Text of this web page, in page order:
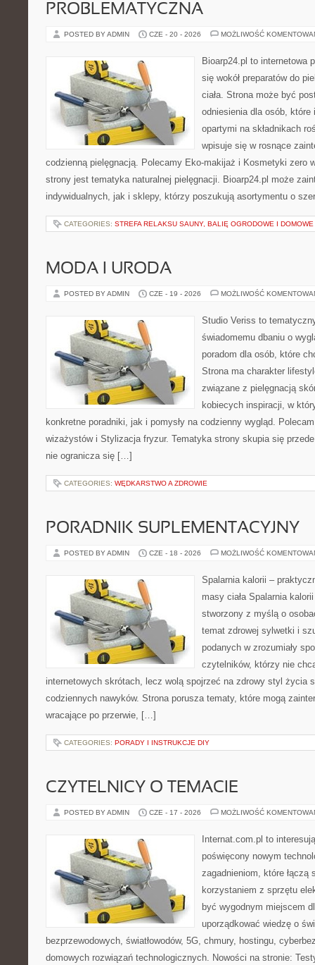
PROBLEMATYCZNA
POSTED BY ADMIN CZE - 20 - 2026 MOŻLIWOŚĆ
Bioarp24.pl to internetowa
się wokół preparatów do
ciała. Strona może być
odniesienia dla osób,
opartymi na składnikach
wpisuje się w rosnące
codzienną pielęgnacją. Polecamy Eko-makijaż i Kosmetyki zero
strony jest tematyka naturalnej pielęgnacji. Bioarp24.pl może
indywidualnych, jak i sklepy, którzy poszukują asortymentu o
CATEGORIES: STREFA RELAKSU SAUNY, BALIĘ OGRODOWE I DOMOWE
MODA I URODA
POSTED BY ADMIN CZE - 19 - 2026 MOŻLIWOŚĆ
Studio Veriss to
świadomemu dbaniu o
poradom dla osób, które
Strona ma charakter
związane z pielęgnacją
kobiecych inspiracji, w
konkretne poradniki, jak i pomysły na codzienny wygląd.
wizażystów i Stylizacja fryzur. Tematyka strony skupia się
nie ogranicza się […]
CATEGORIES: WĘDKARSTWO A ZDROWIE
PORADNIK SUPLEMENTACYJNY
POSTED BY ADMIN CZE - 18 - 2026 MOŻLIWOŚĆ
Spalarnia kalorii –
masy ciała Spalarnia
stworzony z myślą o
temat zdrowej sylwetki i
podanych w zrozumiały
czytelników, którzy nie
internetowych skrótach, lecz wolą spojrzeć na zdrowy styl życia
codziennych nawyków. Strona porusza tematy, które mogą
wracające po przerwie, […]
CATEGORIES: PORADY I INSTRUKCJE DIY
CZYTELNICY O TEMACIE
POSTED BY ADMIN CZE - 17 - 2026 MOŻLIWOŚĆ
Internat.com.pl to
poświęcony nowym
zagadnieniom, które łączą
korzystaniem z sprzętu
być wygodnym miejscem
uporządkować wiedzę o
bezprzewodowych, światłowodów, 5G, chmury, hostingu,
domowych rozwiązań technologicznych. Nowości na stronie: